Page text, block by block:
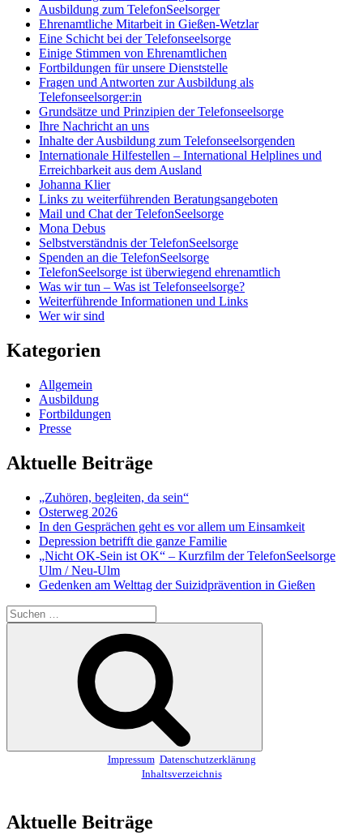
Ausbildung zum TelefonSeelsorger
Ehrenamtliche Mitarbeit in Gießen-Wetzlar
Eine Schicht bei der Telefonseelsorge
Einige Stimmen von Ehrenamtlichen
Fortbildungen für unsere Dienststelle
Fragen und Antworten zur Ausbildung als
Telefonseelsorger:in
Grundsätze und Prinzipien der Telefonseelsorge
Ihre Nachricht an uns
Inhalte der Ausbildung zum Telefonseelsorgenden
Internationale Hilfestellen – International Helplines und
Erreichbarkeit aus dem Ausland
Johanna Klier
Links zu weiterführenden Beratungsangeboten
Mail und Chat der TelefonSeelsorge
Mona Debus
Selbstverständnis der TelefonSeelsorge
Spenden an die TelefonSeelsorge
TelefonSeelsorge ist überwiegend ehrenamtlich
Was wir tun – Was ist Telefonseelsorge?
Weiterführende Informationen und Links
Wer wir sind
Kategorien
Allgemein
Ausbildung
Fortbildungen
Presse
Aktuelle Beiträge
„Zuhören, begleiten, da sein“
Osterweg 2026
In den Gesprächen geht es vor allem um Einsamkeit
Depression betrifft die ganze Familie
„Nicht OK-Sein ist OK“ – Kurzfilm der TelefonSeelsorge
Ulm / Neu-Ulm
Gedenken am Welttag der Suizidprävention in Gießen
Suchen
nach:
Impressum Datenschutzerklärung
Inhaltsverzeichnis
Aktuelle Beiträge